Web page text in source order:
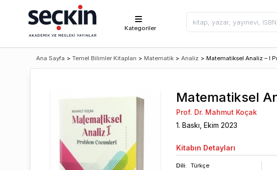
Kategoriler
Ana Sayfa > Temel Bilimler Kitapları > Matematik > Analiz > Matematiksel Analiz – I
Matematiksel
Prof. Dr. Mahmut Koçak
1. Baskı, Ekim 2023
Kitabın Detayları
Dili:
Türkçe